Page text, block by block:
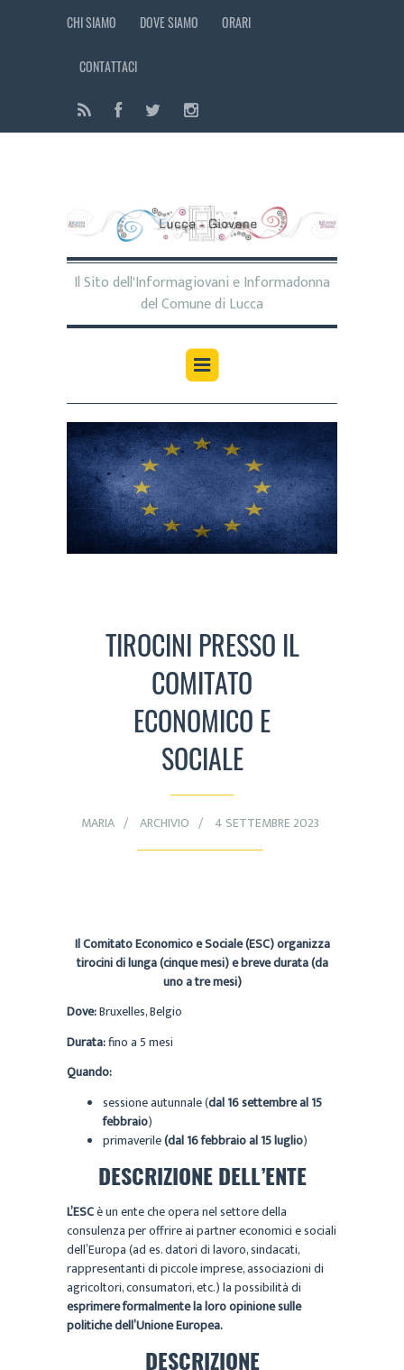
CHI SIAMO DOVE SIAMO ORARI
CONTATTACI
Il Sito dell'Informagiovani e Informadonna
del Comune di Lucca
TIROCINI PRESSO IL
COMITATO
ECONOMICO E
SOCIALE
MARIA ARCHIVIO 4 SETTEMBRE 2023
Il Comitato Economico e Sociale (ESC) organizza
tirocini di lunga (cinque mesi) e breve durata (da
uno a tre mesi)
Dove:Bruxelles, Belgio
Durata:fino a 5 mesi
Quando:
sessione autunnale (dal 16 settembre al 15
febbraio)
primaverile(dal 16 febbraio al 15 luglio)
DESCRIZIONE DELL’ENTE
L’ESCè un ente che opera nel settore della
consulenza per offrire ai partner economici e sociali
dell’Europa (ad es. datori di lavoro, sindacati,
rappresentanti di piccole imprese, associazioni di
agricoltori, consumatori, etc.) la possibilità di
esprimere formalmente la loro opinione sulle
politiche dell’Unione Europea.
DESCRIZIONE